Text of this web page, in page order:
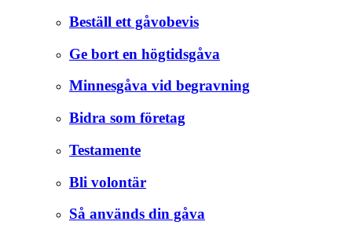
Beställ ett gåvobevis
Ge bort en högtidsgåva
Minnesgåva vid begravning
Bidra som företag
Testamente
Bli volontär
Så används din gåva